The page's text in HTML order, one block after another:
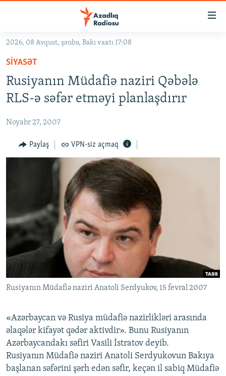
Əsas
qayıt
Əsas
naviqasiyaya
qayıt
Axtarışa
GÜNDƏM
KORRUPSIOMETR
FƏRQƏ BAX
QANUNI DOĞRU
ARAŞDIRMA
FOTOQALEREYA
İNFOQRAFIKA
KARIKATURA
OXU ZALI
AZƏRBAYCAN ƏDƏBIYYATI KITABXANASI
İSLAM VƏ DEMOKRATIYA
İZ - MƏDƏNIYYƏT PROQRAMI
HAQQIMIZDA
MISSIYAMIZ
PEŞƏ ETIKASI VƏ JURNALISTIKA STANDARTLARIMIZ
MATERIALLARIMIZDAN ISTIFADƏ
AZADLIQRADIOSU MOBIL TELEFONUNUZDA
XƏBƏR BÜLLETENLƏRIMIZ
BIZI IZLƏ
RFE/RL-in bütün saytları
2026, 08 Avqust, şənbə, Bakı vaxtı 17:08
SIYASƏT
Rusiyanın Müdafiə naziri Qəbələ
RLS-ə səfər etməyi planlaşdırır
Noyabr 27, 2007
Paylaş VPN-siz açmaq
Rusiyanın Müdafiə naziri Anatoli Serdyukov, 15 fevral 2007
«Azərbaycan və Rusiya müdafiə nazirlikləri arasında
əlaqələr kifayət qədər aktivdir». Bunu Rusiyanın
Azərbaycandakı səfiri Vasili İstratov deyib.
Rusiyanın Müdafiə naziri Anatoli Serdyukovun Bakıya
başlanan səfərini şərh edən səfir, keçən il sabiq Müdafiə